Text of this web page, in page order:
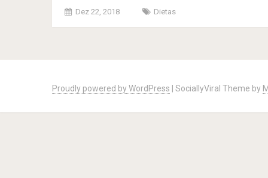
Dez 22, 2018 Dietas
navigation
Proudly powered by WordPress SociallyViral Theme by